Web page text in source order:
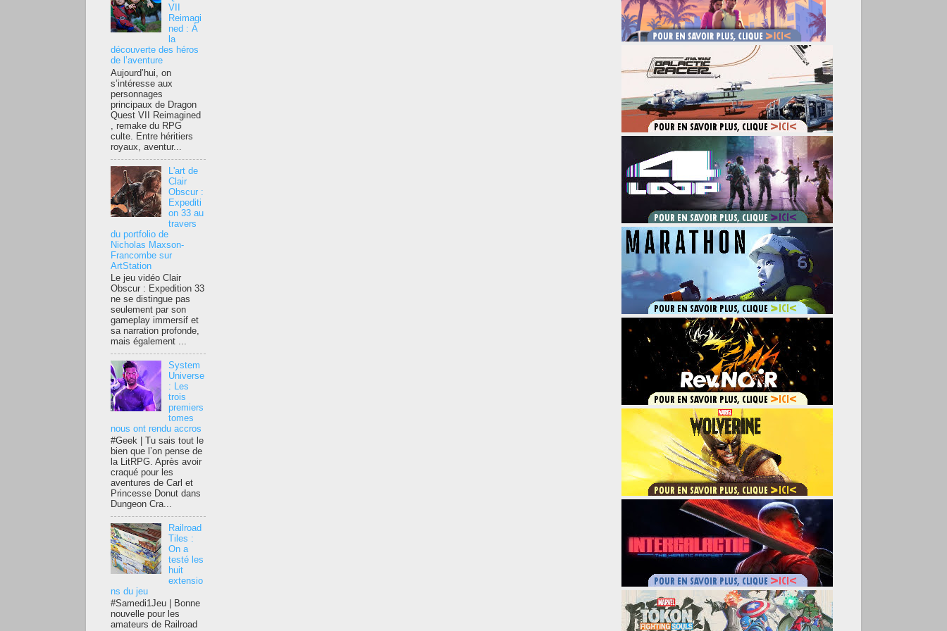
VII
Reimagi
ned : À
la
découverte des héros
de l’aventure
Aujourd’hui, on
s’intéresse aux
personnages
principaux de Dragon
Quest VII Reimagined
, remake du RPG
culte. Entre héritiers
royaux, aventur...
L'art de
Clair
Obscur :
Expediti
on 33 au
travers
du portfolio de
Nicholas Maxson-
Francombe sur
ArtStation
Le jeu vidéo Clair
Obscur : Expedition 33
ne se distingue pas
seulement par son
gameplay immersif et
sa narration profonde,
mais également ...
System
Universe
: Les
trois
premiers
tomes
nous ont rendu accros
#Geek | Tu sais tout le
bien que l’on pense de
la LitRPG. Après avoir
craqué pour les
aventures de Carl et
Princesse Donut dans
Dungeon Cra...
Railroad
Tiles :
On a
testé les
huit
extensio
ns du jeu
#Samedi1Jeu | Bonne
nouvelle pour les
amateurs de Railroad